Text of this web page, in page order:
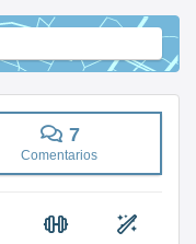
7
Comentarios